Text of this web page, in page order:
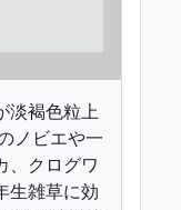
淡褐色粒上
ノビエや一
、クログワ
生雑草に効